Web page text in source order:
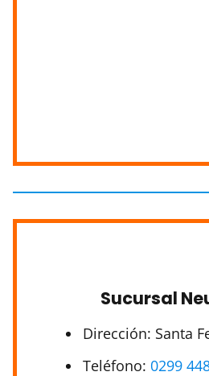
Sucursal
Dirección: Santa
Teléfono: 0299